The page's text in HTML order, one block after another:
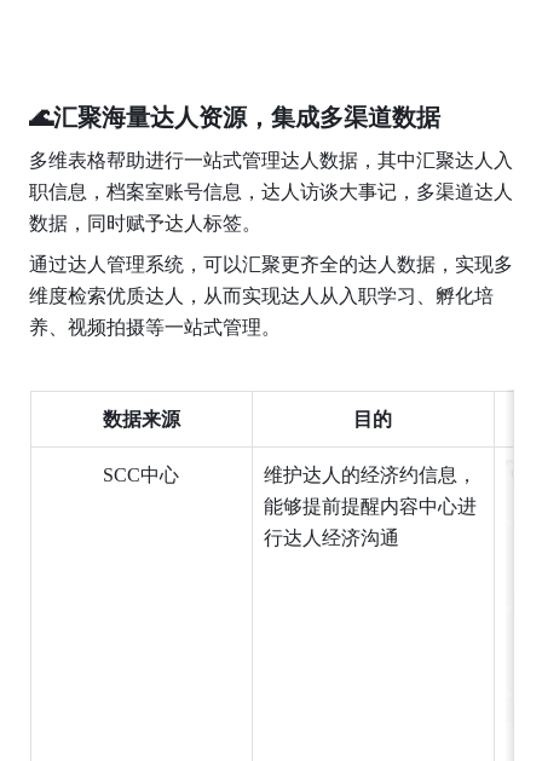
🌊汇聚海量达人资源，集成多渠道数据
多维表格帮助进行一站式管理达人数据，其中汇聚达人入
职信息，档案室账号信息，达人访谈大事记，多渠道达人
数据，同时赋予达人标签。
通过达人管理系统，可以汇聚更齐全的达人数据，实现多
维度检索优质达人，从而实现达人从入职学习、孵化培
养、视频拍摄等一站式管理。
数据来源 目的
SCC中心
维护达人的经济约信息，
能够提前提醒内容中心进
行达人经济沟通